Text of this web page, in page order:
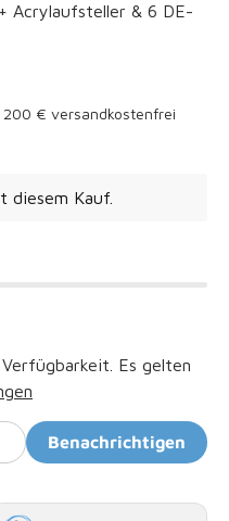
Acrylaufsteller & 6 DE-
200 € versandkostenfrei
diesem Kauf.
Es gelten
Benachrichtigen